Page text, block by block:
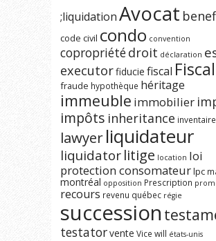
;liquidationAvocat
code civil condo convention
copropriétédroit déclaration
executorfiducie fiscal
fraude hypothèque héritage
immeuble immobilier
impôts inheritance inventaire
lawyerliquidateur
liquidatorlitige location loi
protection consomateurlpc
montréal opposition Prescription
recours revenu québec régie
succession
testatorvente Vice will états-unis